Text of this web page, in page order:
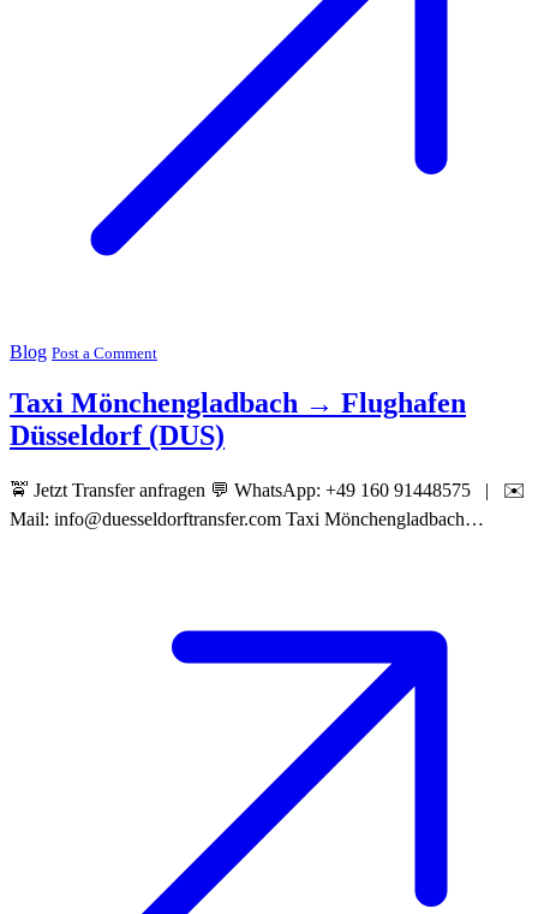
Blog Post a Comment
Taxi Mönchengladbach → Flughafen
Düsseldorf (DUS)
🚖 Jetzt Transfer anfragen 💬 WhatsApp: +49 160 91448575 | ✉️
Mail: info@duesseldorftransfer.com Taxi Mönchengladbach…